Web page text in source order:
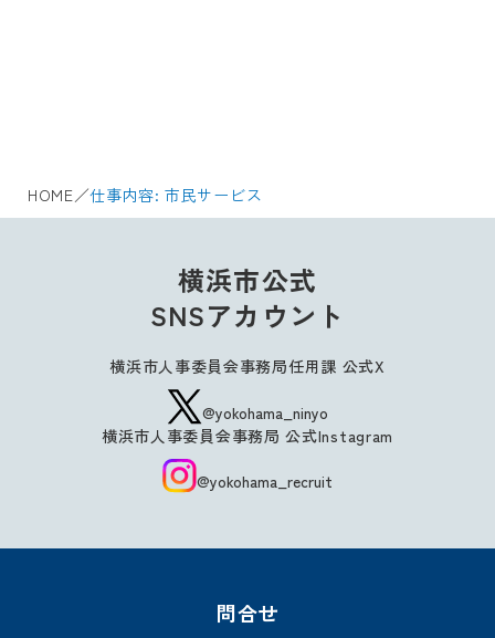
HOME／仕事内容:市民サービス
横浜市公式
SNSアカウント
横浜市人事委員会事務局任用課 公式X
@yokohama_ninyo
横浜市人事委員会事務局 公式Instagram
@yokohama_recruit
問合せ